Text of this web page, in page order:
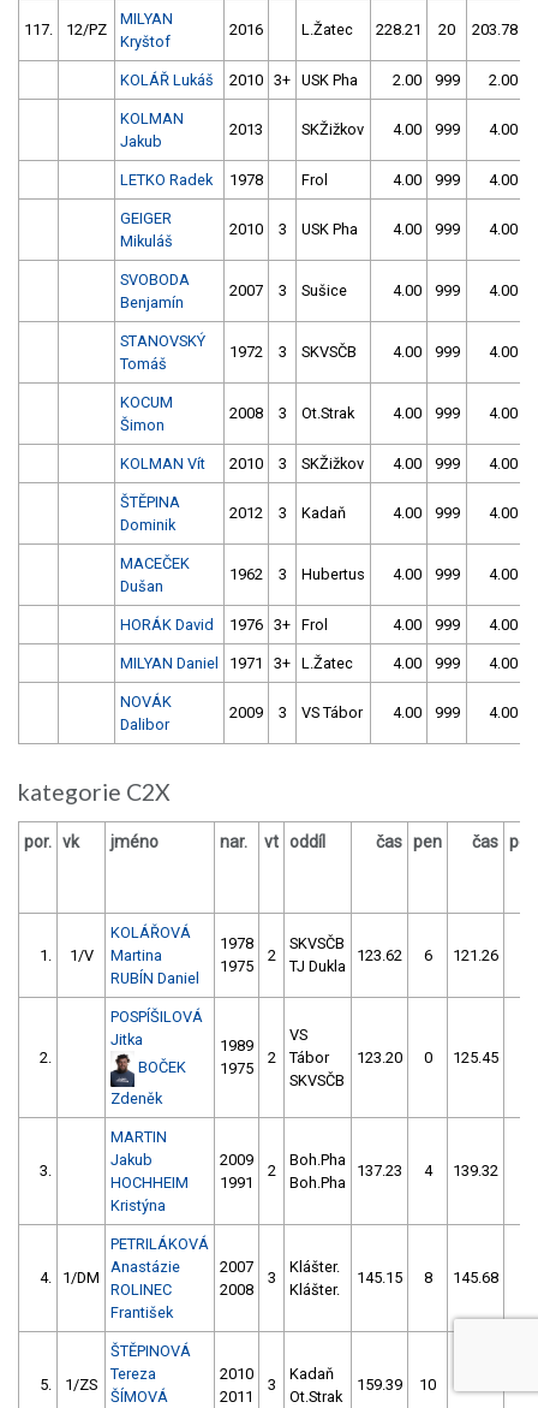
117. 12/PZ
MILYAN
Kryštof
2016 L.Žatec 228.21 20 203.78
KOLÁŘ Lukáš 2010 3+ USK Pha 2.00 999 2.00
KOLMAN
Jakub
2013 SKŽižkov 4.00 999 4.00
LETKO Radek 1978 Frol 4.00 999 4.00
GEIGER
Mikuláš
2010 3 USK Pha 4.00 999 4.00
SVOBODA
Benjamín
2007 3 Sušice 4.00 999 4.00
STANOVSKÝ
Tomáš
1972 3 SKVSČB 4.00 999 4.00
KOCUM
Šimon
2008 3 Ot.Strak 4.00 999 4.00
KOLMAN Vít 2010 3 SKŽižkov 4.00 999 4.00
ŠTĚPINA
Dominik
2012 3 Kadaň 4.00 999 4.00
MACEČEK
Dušan
1962 3 Hubertus 4.00 999 4.00
HORÁK David 1976 3+ Frol 4.00 999 4.00
MILYAN Daniel 1971 3+ L.Žatec 4.00 999 4.00
NOVÁK
Dalibor
2009 3 VS Tábor 4.00 999 4.00
kategorie C2X
por. vk jméno nar. vt oddíl čas pen čas pen
1. 1/V
KOLÁŘOVÁ
Martina
RUBÍN Daniel
1978
1975
2
SKVSČB
TJ Dukla
123.62 6 121.26
2.
POSPÍŠILOVÁ
Jitka
BOČEK
Zdeněk
1989
1975
2
VS
Tábor
SKVSČB
123.20 0 125.45
3.
MARTIN
Jakub
HOCHHEIM
Kristýna
2009
1991
2
Boh.Pha
Boh.Pha
137.23 4 139.32
4. 1/DM
PETRILÁKOVÁ
Anastázie
ROLINEC
František
2007
2008
3
Klášter.
Klášter.
145.15 8 145.68
5. 1/ZS
ŠTĚPINOVÁ
Tereza
ŠÍMOVÁ
2010
2011
3
Kadaň
Ot.Strak
159.39 10